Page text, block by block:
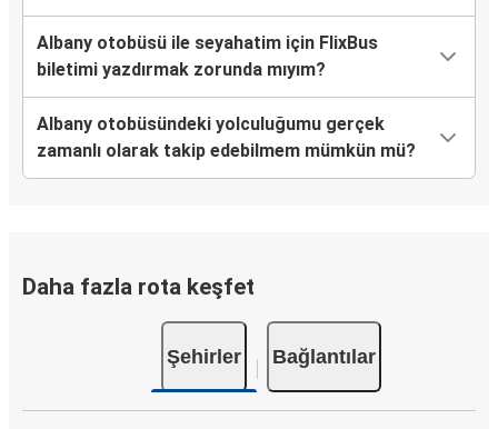
Albany otobüsü ile seyahatim için FlixBus
biletimi yazdırmak zorunda mıyım?
Albany otobüsündeki yolculuğumu gerçek
zamanlı olarak takip edebilmem mümkün mü?
Daha fazla rota keşfet
Şehirler Bağlantılar